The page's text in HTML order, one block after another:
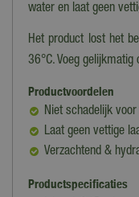
water en laat geen
Het product lost het
36°C. Voeg
Productvoordelen
Niet schadelijk
Laat geen vettige
Verzachtend &
Productspecificaties